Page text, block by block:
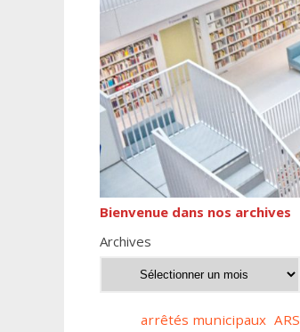
Bienvenue dans nos archives
Archives
arrêtés municipaux ARS